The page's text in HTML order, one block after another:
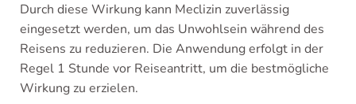
Durch diese Wirkung kann Meclizin zuverlässig
eingesetzt werden, um das Unwohlsein während des
Reisens zu reduzieren. Die Anwendung erfolgt in der
Regel 1 Stunde vor Reiseantritt, um die bestmögliche
Wirkung zu erzielen.